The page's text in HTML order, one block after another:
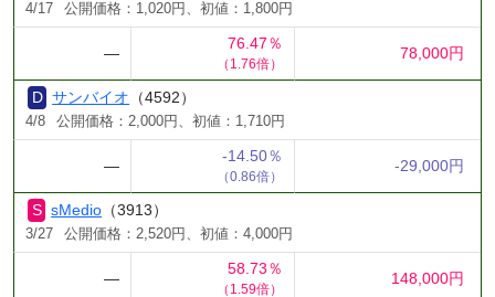
4/17 公開価格：1,020円、初値：1,800円
―
76.47％
（1.76倍）
78,000円
サンバイオ （4592）
4/8 公開価格：2,000円、初値：1,710円
―
-14.50％
（0.86倍）
-29,000円
sMedio （3913）
3/27 公開価格：2,520円、初値：4,000円
―
58.73％
（1.59倍）
148,000円